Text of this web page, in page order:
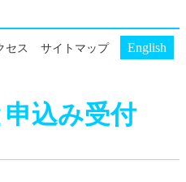
セス サイトマップ English
込み受付